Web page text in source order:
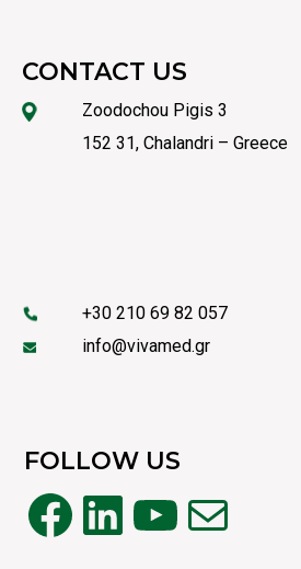
CONTACT US
Zoodochou Pigis 3
152 31, Chalandri – Greece
+30 210 69 82 057
info@vivamed.gr
FOLLOW US
Facebook
Linkedin
YouTube
Mail